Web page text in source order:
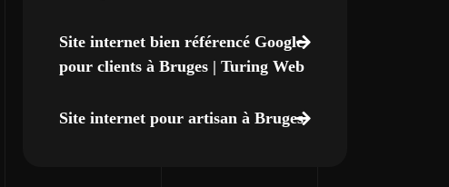
Site internet bien référencé Google
pour clients à Bruges | Turing Web
Site internet pour artisan à Bruges